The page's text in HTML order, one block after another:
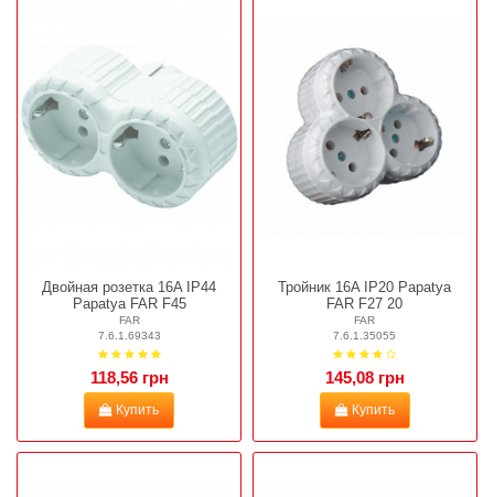
Двойная розетка 16A IP44
Papatya FAR F45
FAR
7.6.1.69343
118,56 грн
Купить
Тройник 16A IP20 Papatya
FAR F27 20
FAR
7.6.1.35055
145,08 грн
Купить